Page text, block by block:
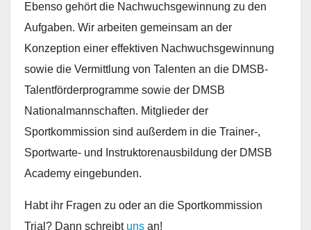
Ebenso gehört die Nachwuchsgewinnung zu den
Aufgaben. Wir arbeiten gemeinsam an der
Konzeption einer effektiven Nachwuchsgewinnung
sowie die Vermittlung von Talenten an die DMSB-
Talentförderprogramme sowie der DMSB
Nationalmannschaften. Mitglieder der
Sportkommission sind außerdem in die Trainer-,
Sportwarte- und Instruktorenausbildung der DMSB
Academy eingebunden.
Habt ihr Fragen zu oder an die Sportkommission
Trial? Dann schreibt uns an!